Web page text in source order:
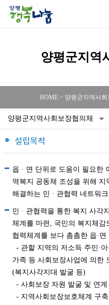
양평군지역
HOME > 양평군지역사
양평군지역사회보장협의체
설립목적
읍 · 면 단위로 도움이 필요한
역복지 공동체 조성을 위해
해결하는 민 · 관협력 네트워
민 · 관협력을 통한 복지 사각
체계를 마련, 국민의 복지체감
협력체계를 보다 촘촘한 읍·면
- 관할 지역의 저소득 주민·
가족 등 사회보장사업에 의한
(복지사각지대 발굴 등)
- 사회보장 자원 발굴 및 연
- 지역사회보장보호체계 구